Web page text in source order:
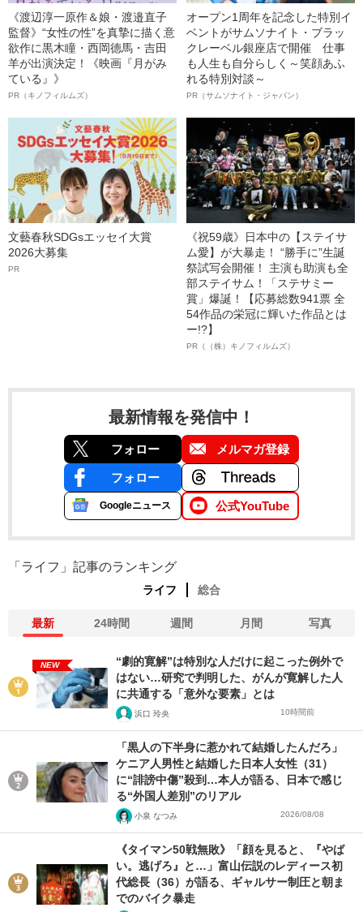
《渡辺淳一原作＆娘・渡邉直子
監督》“女性の性”を真摯に描く意
欲作に黒木瞳・西岡德馬・吉田
羊が出演決定！《映画『月がみ
ている』》
PR（キノフィルムズ）
オープン1周年を記念した特別イ
ベントがサムソナイト・ブラッ
クレーベル銀座店で開催 仕事
も人生も自分らしく～笑顔あふ
れる特別対談～
PR（サムソナイト・ジャパン）
文藝春秋SDGsエッセイ大賞
2026大募集
PR
《祝59歳》日本中の【ステイサ
ム愛】が大暴走！ “勝手に”生誕
祭試写会開催！ 主演も助演も全
部ステイサム！「ステサミー
賞」爆誕！【応募総数941票 全
54作品の栄冠に輝いた作品とは
ー!?】
PR（（株）キノフィルムズ）
最新情報を発信中！
フォロー メルマガ登録
フォロー
Googleニュース 公式YouTube
「ライフ」記事のランキング
ライフ 総合
最新 24時間 週間 月間 写真
NEW
“劇的寛解”は特別な人だけに起こった例外で
はない…研究で判明した、がんが寛解した人
に共通する「意外な要素」とは
浜口 玲央 10時間前
「黒人の下半身に惹かれて結婚したんだろ」
ケニア人男性と結婚した日本人女性（31）
に“誹謗中傷”殺到…本人が語る、日本で感じ
る“外国人差別”のリアル
小泉 なつみ 2026/08/08
《タイマン50戦無敗》「顔を見ると、『やば
い。逃げろ』と…」富山伝説のレディース初
代総長（36）が語る、ギャルサー制圧と朝ま
でのバイク暴走